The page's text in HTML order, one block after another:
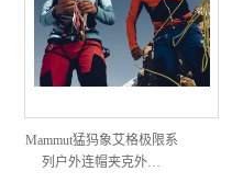
Mammut猛犸象艾格极限系
列户外连帽夹克外…